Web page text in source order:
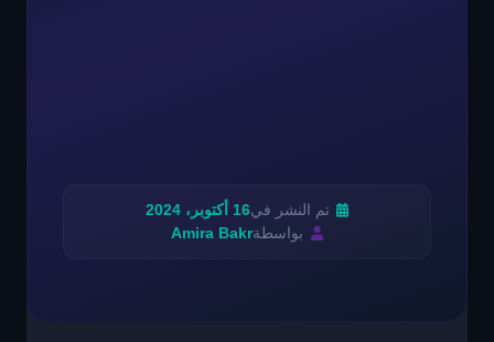
تم النشر في16 أكتوبر، 2024
بواسطةAmira Bakr